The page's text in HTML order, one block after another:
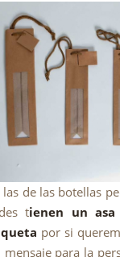
las de las botellas
tienen un
por si
para la